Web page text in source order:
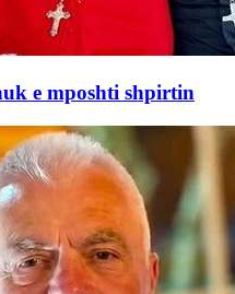
e mposhti shpirtin